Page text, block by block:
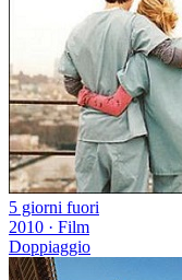
5 giorni fuori
2010 · Film
Doppiaggio